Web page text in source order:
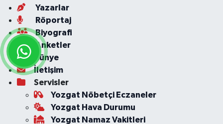
Yazarlar
Röportaj
Biyografi
Anketler
Künye
İletişim
Servisler
Yozgat Nöbetçi Eczaneler
Yozgat Hava Durumu
Yozgat Namaz Vakitleri